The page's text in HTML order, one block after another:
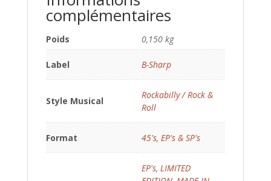
complémentaires
Poids 0,150 kg
Label B-Sharp
Style Musical
Rockabilly / Rock &
Roll
Format 45's, EP's & SP's
EP's, LIMITED